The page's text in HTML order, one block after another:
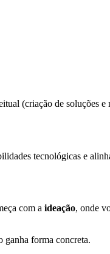
(criação de soluções
tecnológicas e
com a ideação, onde
ganha forma concreta.